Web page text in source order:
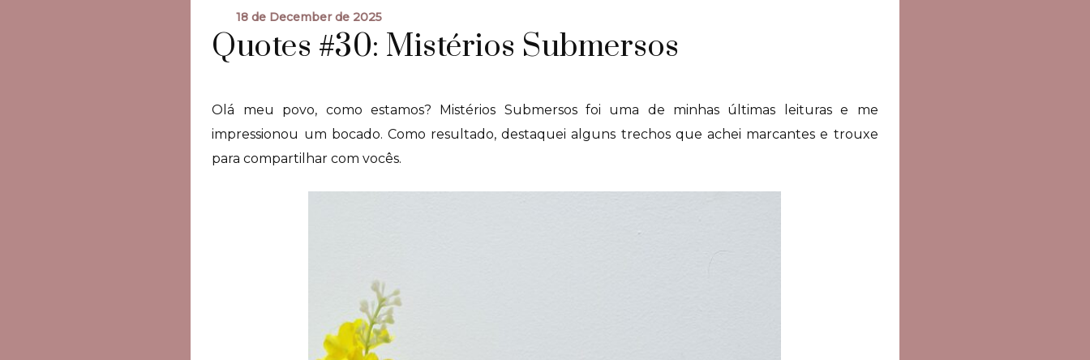
18 de December de 2025
Quotes #30: Mistérios Submersos
Olá meu povo, como estamos? Mistérios Submersos foi uma de minhas últimas leituras e me
impressionou um bocado. Como resultado, destaquei alguns trechos que achei marcantes e trouxe
para compartilhar com vocês.